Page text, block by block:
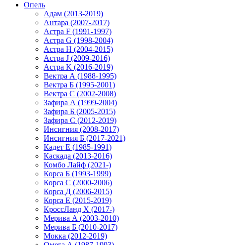
Опель
Адам (2013-2019)
Антара (2007-2017)
Астра F (1991-1997)
Астра G (1998-2004)
Астра H (2004-2015)
Астра J (2009-2016)
Астра K (2016-2019)
Вектра А (1988-1995)
Вектра Б (1995-2001)
Вектра С (2002-2008)
Зафира А (1999-2004)
Зафира Б (2005-2015)
Зафира С (2012-2019)
Инсигния (2008-2017)
Инсигния Б (2017-2021)
Кадет Е (1985-1991)
Каскада (2013-2016)
Комбо Лайф (2021-)
Корса Б (1993-1999)
Корса С (2000-2006)
Корса Д (2006-2015)
Корса E (2015-2019)
КроссЛанд X (2017-)
Мерива А (2003-2010)
Мерива Б (2010-2017)
Мокка (2012-2019)